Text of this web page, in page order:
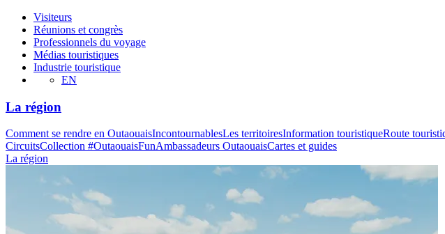
Visiteurs
Réunions et congrès
Professionnels du voyage
Médias touristiques
Industrie touristique
EN
La région
Comment se rendre en OutaouaisIncontournablesLes territoiresInformation touristiqueRoute
CircuitsCollection #OutaouaisFunAmbassadeurs OutaouaisCartes et guides
La région